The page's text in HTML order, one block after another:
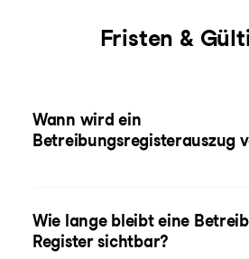
Fristen &
Wann wird ein
Betreibungsregisterauszug
Wie lange bleibt eine
Register sichtbar?